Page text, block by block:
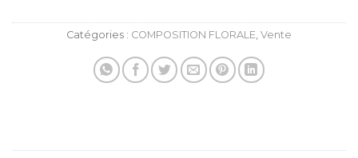
Catégories : COMPOSITION FLORALE Vente